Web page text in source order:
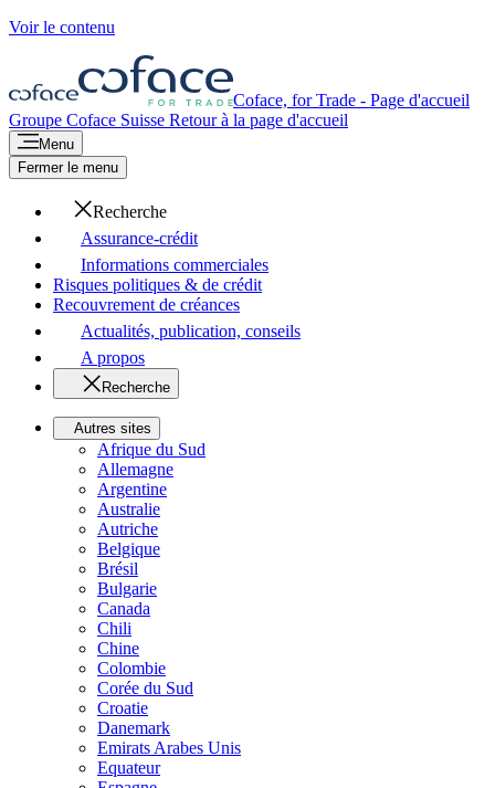
Voir le contenu
Coface, for Trade - Page d'accueil
Groupe Coface Suisse Retour à la page d'accueil
Menu
Fermer le menu
Recherche
Assurance-crédit
Informations commerciales
Risques politiques & de crédit
Recouvrement de créances
Actualités, publication, conseils
A propos
Recherche
Autres sites
Afrique du Sud
Allemagne
Argentine
Australie
Autriche
Belgique
Brésil
Bulgarie
Canada
Chili
Chine
Colombie
Corée du Sud
Croatie
Danemark
Emirats Arabes Unis
Equateur